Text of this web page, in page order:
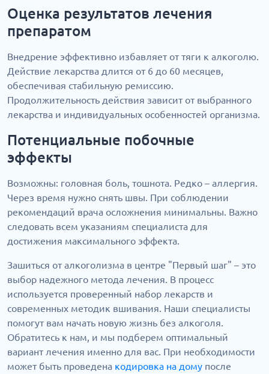
Оценка результатов лечения
препаратом
Внедрение эффективно избавляет от тяги к алкоголю.
Действие лекарства длится от 6 до 60 месяцев,
обеспечивая стабильную ремиссию.
Продолжительность действия зависит от выбранного
лекарства и индивидуальных особенностей организма.
Потенциальные побочные
эффекты
Возможны: головная боль, тошнота. Редко – аллергия.
Через время нужно снять швы. При соблюдении
рекомендаций врача осложнения минимальны. Важно
следовать всем указаниям специалиста для
достижения максимального эффекта.
Зашиться от алкоголизма в центре "Первый шаг" – это
выбор надежного метода лечения. В процесс
используется проверенный набор лекарств и
современных методик вшивания. Наши специалисты
помогут вам начать новую жизнь без алкоголя.
Обратитесь к нам, и мы подберем оптимальный
вариант лечения именно для вас. При необходимости
может быть проведена кодировка на дому после